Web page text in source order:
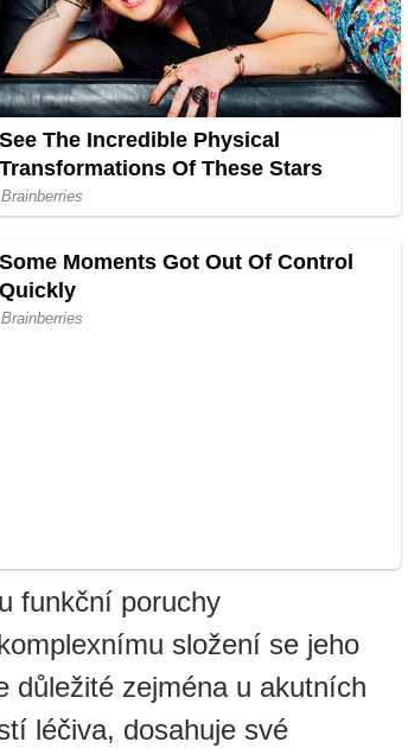
funkční poruchy
složení se jeho
důležité zejména u akutních
léčiva, dosahuje své